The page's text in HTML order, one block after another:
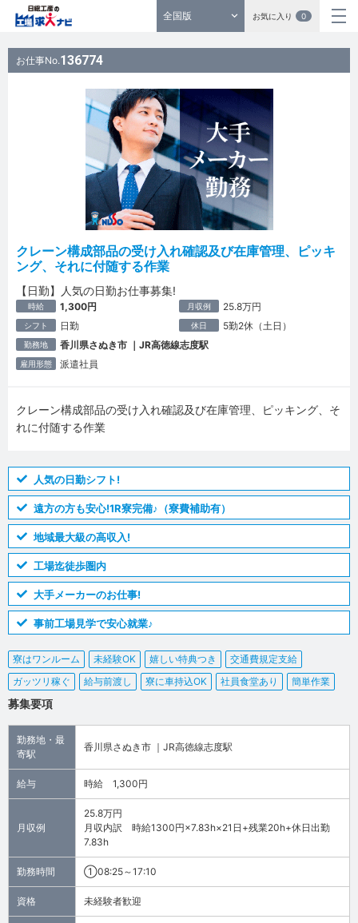
全国版 お気に入り 0
お仕事No.136774
クレーン構成部品の受け入れ確認及び在庫管理、ピッキ
ング、それに付随する作業
【日勤】人気の日勤お仕事募集!
時給 1,300円 月収例 25.8万円
シフト 日勤 休日 5勤2休（土日）
勤務地 香川県さぬき市 ｜JR高徳線志度駅
雇用形態 派遣社員
クレーン構成部品の受け入れ確認及び在庫管理、ピッキング、そ
れに付随する作業
人気の日勤シフト!
遠方の方も安心!1R寮完備♪（寮費補助有）
地域最大級の高収入!
工場迄徒歩圏内
大手メーカーのお仕事!
事前工場見学で安心就業♪
寮はワンルーム 未経験OK 嬉しい特典つき
交通費規定支給
ガッツリ稼ぐ
給与前渡し 寮に車持込OK 社員食堂あり 簡単作業
募集要項
勤務地・最
寄駅
香川県さぬき市 ｜JR高徳線志度駅
給与 時給 1,300円
月収例
25.8万円
月収内訳 時給1300円×7.83h×21日+残業20h+休日出勤
7.83h
勤務時間 ①08:25～17:10
資格 未経験者歓迎